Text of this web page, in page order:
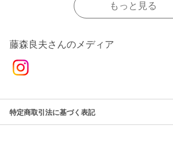
もっと見る
藤森良夫さんのメディア
特定商取引法に基づく表記